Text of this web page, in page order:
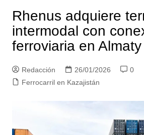
Rhenus adquiere
intermodal con
ferroviaria en Almaty
Redacción 26/01/2026
0
Ferrocarril en Kazajistán